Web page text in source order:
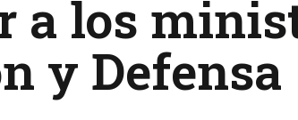
a los
y Defensa